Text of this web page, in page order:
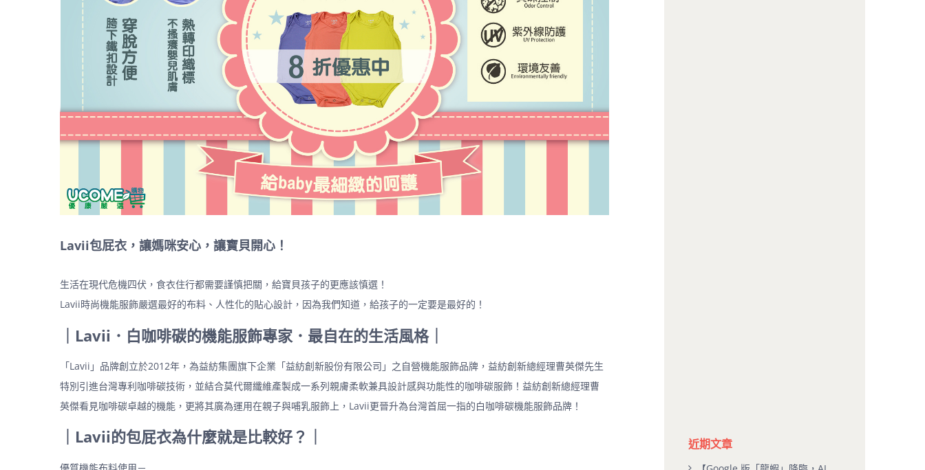
Lavii包屁衣，讓媽咪安心，讓寶貝開心！
生活在現代危機四伏，食衣住行都需要謹慎把關，給寶貝孩子的更應該慎選！
Lavii時尚機能服飾嚴選最好的布料、人性化的貼心設計，因為我們知道，給孩子的一定要是最好的！
｜Lavii．白咖啡碳的機能服飾專家．最自在的生活風格｜
「Lavii」品牌創立於2012年，為益紡集團旗下企業「益紡創新股份有限公司」之自營機能服飾品牌，益紡創新總經理曹英傑先生
特別引進台灣專利咖啡碳技術，並結合莫代爾纖維產製成一系列親膚柔軟兼具設計感與功能性的咖啡碳服飾！益紡創新總經理曹
英傑看見咖啡碳卓越的機能，更將其廣為運用在親子與哺乳服飾上，Lavii更晉升為台灣首屈一指的白咖啡碳機能服飾品牌！
｜Lavii的包屁衣為什麼就是比較好？｜ 近期文章